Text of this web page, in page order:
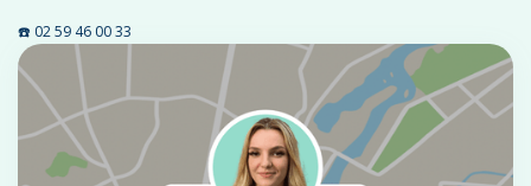
☎️ 02 59 46 00 33